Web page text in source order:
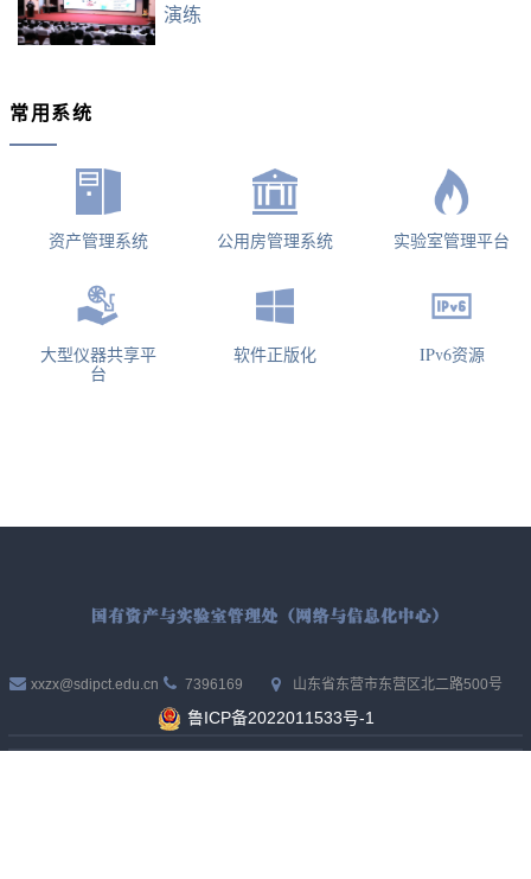
演练
常用系统
资产管理系统 公用房管理系统 实验室管理平台
大型仪器共享平
台
软件正版化 IPv6资源
xxzx@sdipct.edu.cn 7396169 山东省东营市东营区北二路500号
鲁ICP备2022011533号-1